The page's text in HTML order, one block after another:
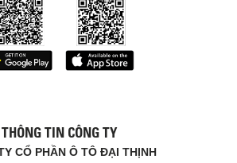
THÔNG TIN CÔNG TY
CỔ PHẦN Ô TÔ ĐẠI THỊNH